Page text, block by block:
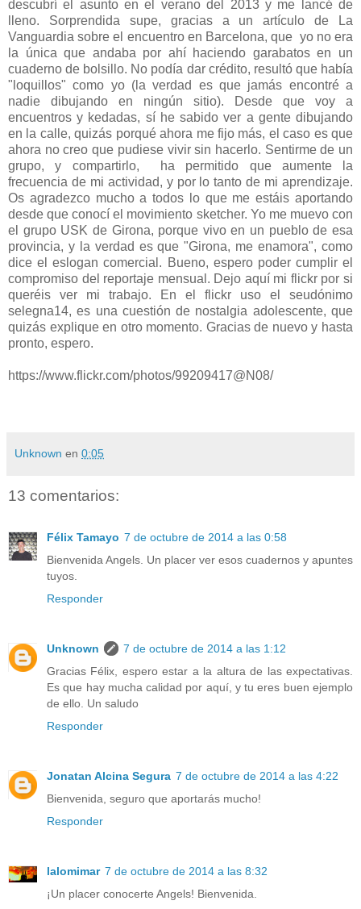
descubrí el asunto en el verano del 2013 y me lancé de
lleno. Sorprendida supe, gracias a un artículo de La
Vanguardia sobre el encuentro en Barcelona, que yo no era
la única que andaba por ahí haciendo garabatos en un
cuaderno de bolsillo. No podía dar crédito, resultó que había
"loquillos" como yo (la verdad es que jamás encontré a
nadie dibujando en ningún sitio). Desde que voy a
encuentros y kedadas, sí he sabido ver a gente dibujando
en la calle, quizás porqué ahora me fijo más, el caso es que
ahora no creo que pudiese vivir sin hacerlo. Sentirme de un
grupo, y compartirlo, ha permitido que aumente la
frecuencia de mi actividad, y por lo tanto de mi aprendizaje.
Os agradezco mucho a todos lo que me estáis aportando
desde que conocí el movimiento sketcher. Yo me muevo con
el grupo USK de Girona, porque vivo en un pueblo de esa
provincia, y la verdad es que "Girona, me enamora", como
dice el eslogan comercial. Bueno, espero poder cumplir el
compromiso del reportaje mensual. Dejo aquí mi flickr por si
queréis ver mi trabajo. En el flickr uso el seudónimo
selegna14, es una cuestión de nostalgia adolescente, que
quizás explique en otro momento. Gracias de nuevo y hasta
pronto, espero.
https://www.flickr.com/photos/99209417@N08/
Unknown en 0:05
13 comentarios:
Félix Tamayo 7 de octubre de 2014 a las 0:58
Bienvenida Angels. Un placer ver esos cuadernos y apuntes
tuyos.
Responder
Unknown
7 de octubre de 2014 a las 1:12
Gracias Félix, espero estar a la altura de las expectativas.
Es que hay mucha calidad por aquí, y tu eres buen ejemplo
de ello. Un saludo
Responder
Jonatan Alcina Segura 7 de octubre de 2014 a las 4:22
Bienvenida, seguro que aportarás mucho!
Responder
lalomimar 7 de octubre de 2014 a las 8:32
¡Un placer conocerte Angels! Bienvenida.